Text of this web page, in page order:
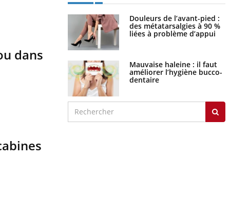
dans
Douleurs de l’avant-pied :
des métatarsalgies à 90 %
liées à problème d’appui
Mauvaise haleine : il faut
améliorer l’hygiène bucco-
dentaire